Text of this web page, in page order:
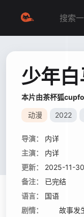
少年
本片由茶杯狐
动漫 2022
导演：
内详
主演：
内详
更新：
2025-11-
备注：
已完结
语言：
国语
剧情：
故事发生